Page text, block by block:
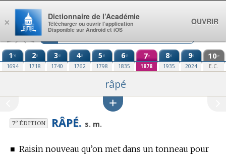
Aller au contenu
1re
1694
2e
1718
3e
1740
4e
1762
5e
1798
6e
1835
7e
1878
8e
1935
9e
2024
10e
E.C.
râpé
7eÉDITION RÂPÉ. s. m.
■ Raisin nouveau qu’on met dans un tonneau pour
×
Dictionnaire de l’Académie
Télécharger ou ouvrir l’application
Disponible sur Android et iOS
OUVRIR